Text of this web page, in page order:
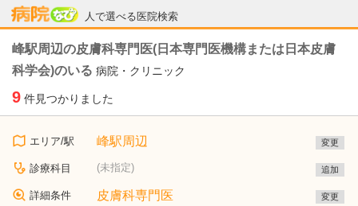
人で選べる医院検索
病院なび
峰駅周辺の皮膚科専門医(日本専門医機構または日本皮膚
科学会)のいる 病院・クリニック
9 件見つかりました
エリア/駅 峰駅周辺 変更
診療科目 (未指定) 追加
詳細条件 皮膚科専門医 変更